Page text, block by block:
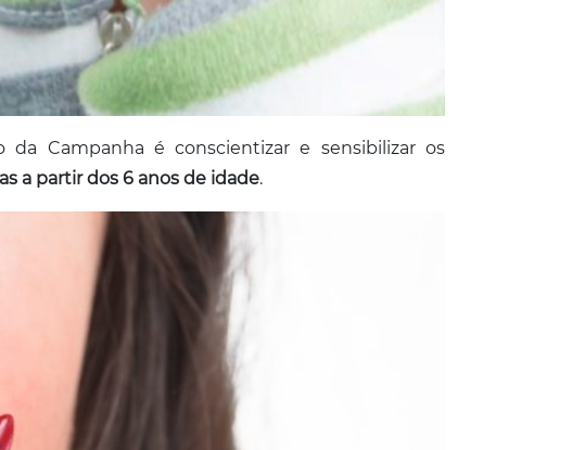
Campanha é conscientizar e sensibilizar os
a partir dos 6 anos de idade.